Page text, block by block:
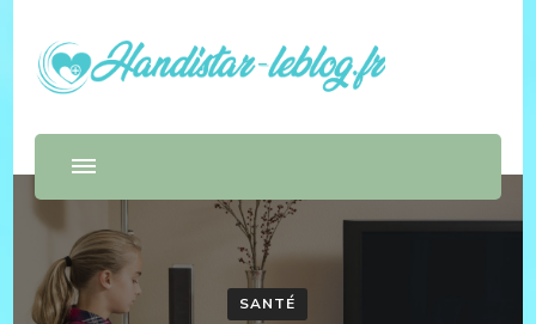
leblog handistar
Handicap et santé
SANTÉ